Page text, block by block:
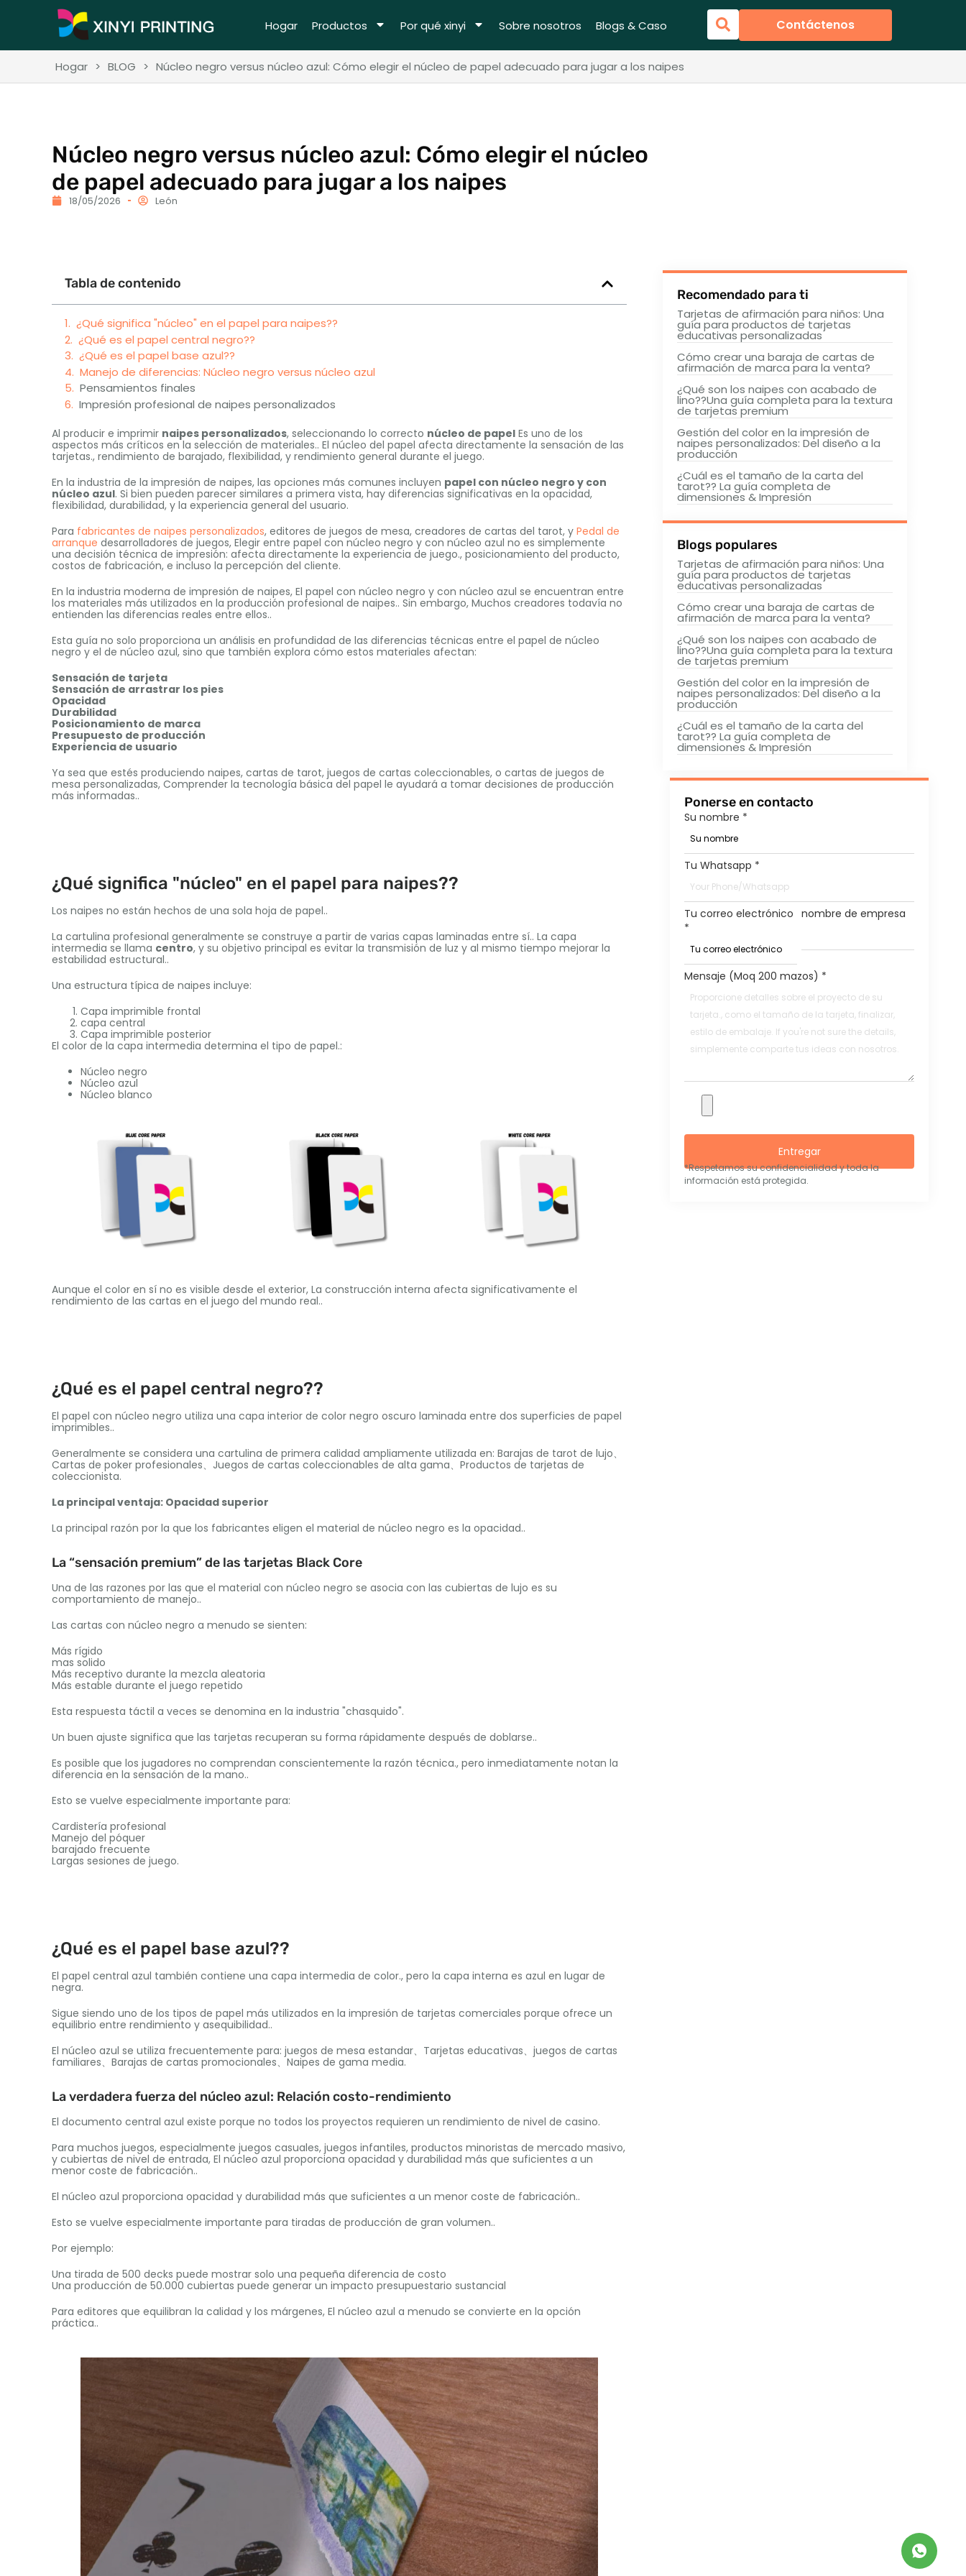
Hogar Productos Por qué xinyi Sobre nosotros Blogs & Caso Contáctenos
Hogar > BLOG > Núcleo negro versus núcleo azul: Cómo elegir el núcleo de papel adecuado para jugar a los naipes
Núcleo negro versus núcleo azul: Cómo elegir el núcleo
de papel adecuado para jugar a los naipes
18/05/2026 León
Tabla de contenido
¿Qué significa "núcleo" en el papel para naipes??
¿Qué es el papel central negro??
¿Qué es el papel base azul??
Manejo de diferencias: Núcleo negro versus núcleo azul
Pensamientos finales
Impresión profesional de naipes personalizados
Al producir e imprimir naipes personalizados, seleccionando lo correcto núcleo de papel Es uno de los
aspectos más críticos en la selección de materiales.. El núcleo del papel afecta directamente la sensación de las
tarjetas., rendimiento de barajado, flexibilidad, y rendimiento general durante el juego.
En la industria de la impresión de naipes, las opciones más comunes incluyen papel con núcleo negro y con
núcleo azul. Si bien pueden parecer similares a primera vista, hay diferencias significativas en la opacidad,
flexibilidad, durabilidad, y la experiencia general del usuario.
Para fabricantes de naipes personalizados, editores de juegos de mesa, creadores de cartas del tarot, y Pedal de
arranque desarrolladores de juegos, Elegir entre papel con núcleo negro y con núcleo azul no es simplemente
una decisión técnica de impresión: afecta directamente la experiencia de juego., posicionamiento del producto,
costos de fabricación, e incluso la percepción del cliente.
En la industria moderna de impresión de naipes, El papel con núcleo negro y con núcleo azul se encuentran entre
los materiales más utilizados en la producción profesional de naipes.. Sin embargo, Muchos creadores todavía no
entienden las diferencias reales entre ellos..
Esta guía no solo proporciona un análisis en profundidad de las diferencias técnicas entre el papel de núcleo
negro y el de núcleo azul, sino que también explora cómo estos materiales afectan:
Sensación de tarjeta
Sensación de arrastrar los pies
Opacidad
Durabilidad
Posicionamiento de marca
Presupuesto de producción
Experiencia de usuario
Ya sea que estés produciendo naipes, cartas de tarot, juegos de cartas coleccionables, o cartas de juegos de
mesa personalizadas, Comprender la tecnología básica del papel le ayudará a tomar decisiones de producción
más informadas..
¿Qué significa "núcleo" en el papel para naipes??
Los naipes no están hechos de una sola hoja de papel..
La cartulina profesional generalmente se construye a partir de varias capas laminadas entre sí.. La capa
intermedia se llama centro, y su objetivo principal es evitar la transmisión de luz y al mismo tiempo mejorar la
estabilidad estructural..
Una estructura típica de naipes incluye:
Capa imprimible frontal
capa central
Capa imprimible posterior
El color de la capa intermedia determina el tipo de papel.:
Núcleo negro
Núcleo azul
Núcleo blanco
Aunque el color en sí no es visible desde el exterior, La construcción interna afecta significativamente el
rendimiento de las cartas en el juego del mundo real..
¿Qué es el papel central negro??
El papel con núcleo negro utiliza una capa interior de color negro oscuro laminada entre dos superficies de papel
imprimibles..
Generalmente se considera una cartulina de primera calidad ampliamente utilizada en: Barajas de tarot de lujo、
Cartas de poker profesionales、Juegos de cartas coleccionables de alta gama、Productos de tarjetas de
coleccionista.
La principal ventaja: Opacidad superior
La principal razón por la que los fabricantes eligen el material de núcleo negro es la opacidad..
La “sensación premium” de las tarjetas Black Core
Una de las razones por las que el material con núcleo negro se asocia con las cubiertas de lujo es su
comportamiento de manejo..
Las cartas con núcleo negro a menudo se sienten:
Más rígido
mas solido
Más receptivo durante la mezcla aleatoria
Más estable durante el juego repetido
Esta respuesta táctil a veces se denomina en la industria "chasquido".
Un buen ajuste significa que las tarjetas recuperan su forma rápidamente después de doblarse..
Es posible que los jugadores no comprendan conscientemente la razón técnica., pero inmediatamente notan la
diferencia en la sensación de la mano..
Esto se vuelve especialmente importante para:
Cardistería profesional
Manejo del póquer
barajado frecuente
Largas sesiones de juego.
¿Qué es el papel base azul??
El papel central azul también contiene una capa intermedia de color., pero la capa interna es azul en lugar de
negra.
Sigue siendo uno de los tipos de papel más utilizados en la impresión de tarjetas comerciales porque ofrece un
equilibrio entre rendimiento y asequibilidad..
El núcleo azul se utiliza frecuentemente para: juegos de mesa estandar、Tarjetas educativas、juegos de cartas
familiares、Barajas de cartas promocionales、Naipes de gama media.
La verdadera fuerza del núcleo azul: Relación costo-rendimiento
El documento central azul existe porque no todos los proyectos requieren un rendimiento de nivel de casino.
Para muchos juegos, especialmente juegos casuales, juegos infantiles, productos minoristas de mercado masivo,
y cubiertas de nivel de entrada, El núcleo azul proporciona opacidad y durabilidad más que suficientes a un
menor coste de fabricación..
El núcleo azul proporciona opacidad y durabilidad más que suficientes a un menor coste de fabricación..
Esto se vuelve especialmente importante para tiradas de producción de gran volumen..
Por ejemplo:
Una tirada de 500 decks puede mostrar solo una pequeña diferencia de costo
Una producción de 50.000 cubiertas puede generar un impacto presupuestario sustancial
Para editores que equilibran la calidad y los márgenes, El núcleo azul a menudo se convierte en la opción
práctica..
Recomendado para ti
Tarjetas de afirmación para niños: Una
guía para productos de tarjetas
educativas personalizadas
Cómo crear una baraja de cartas de
afirmación de marca para la venta?
¿Qué son los naipes con acabado de
lino??Una guía completa para la textura
de tarjetas premium
Gestión del color en la impresión de
naipes personalizados: Del diseño a la
producción
¿Cuál es el tamaño de la carta del
tarot?? La guía completa de
dimensiones & Impresión
Blogs populares
Tarjetas de afirmación para niños: Una
guía para productos de tarjetas
educativas personalizadas
Cómo crear una baraja de cartas de
afirmación de marca para la venta?
¿Qué son los naipes con acabado de
lino??Una guía completa para la textura
de tarjetas premium
Gestión del color en la impresión de
naipes personalizados: Del diseño a la
producción
¿Cuál es el tamaño de la carta del
tarot?? La guía completa de
dimensiones & Impresión
Ponerse en contacto
Su nombre *
Tu Whatsapp *
Tu correo electrónico
*
nombre de empresa
Mensaje (Moq 200 mazos) *
Entregar
*Respetamos su confidencialidad y toda la
información está protegida.